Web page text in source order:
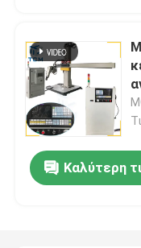
Σπίτι
Προϊόντα
Σχετικά με εμάς
Καλύτερη